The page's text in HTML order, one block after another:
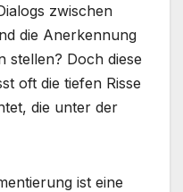
zwischen
die Anerkennung
stellen? Doch diese
oft die tiefen Risse
die unter der
ist eine